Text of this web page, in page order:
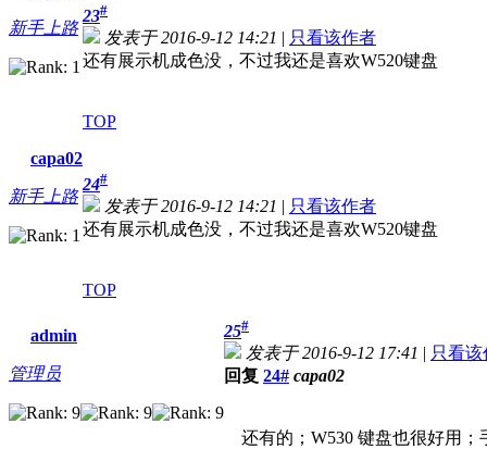
新手上路
23#
发表于 2016-9-12 14:21 | 只看该作者
还有展示机成色没，不过我还是喜欢W520键盘
TOP
capa02
新手上路
24#
发表于 2016-9-12 14:21 | 只看该作者
还有展示机成色没，不过我还是喜欢W520键盘
TOP
admin
管理员
25#
发表于 2016-9-12 17:41 | 只看该
回复 24# capa02
还有的；W530 键盘也很好用；